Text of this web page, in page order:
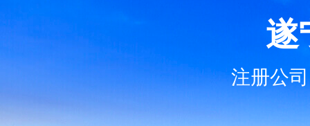
遂
注册公